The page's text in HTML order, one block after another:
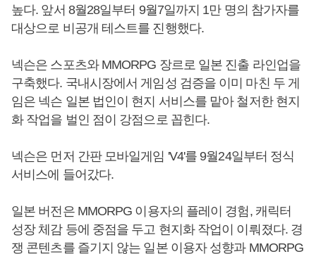
높다. 앞서 8월28일부터 9월7일까지 1만 명의 참가자를
대상으로 비공개 테스트를 진행했다.
넥슨은 스포츠와 MMORPG 장르로 일본 진출 라인업을
구축했다. 국내시장에서 게임성 검증을 이미 마친 두 게
임은 넥슨 일본 법인이 현지 서비스를 맡아 철저한 현지
화 작업을 벌인 점이 강점으로 꼽힌다.
넥슨은 먼저 간판 모바일게임 'V4'를 9월24일부터 정식
서비스에 들어갔다.
일본 버전은 MMORPG 이용자의 플레이 경험, 캐릭터
성장 체감 등에 중점을 두고 현지화 작업이 이뤄졌다. 경
쟁 콘텐츠를 즐기지 않는 일본 이용자 성향과 MMORPG